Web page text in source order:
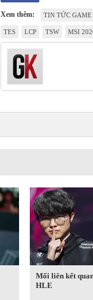
Xem thêm: TIN TỨC GAME
TES LCP TSW MSI
Mối liên kết
HLE